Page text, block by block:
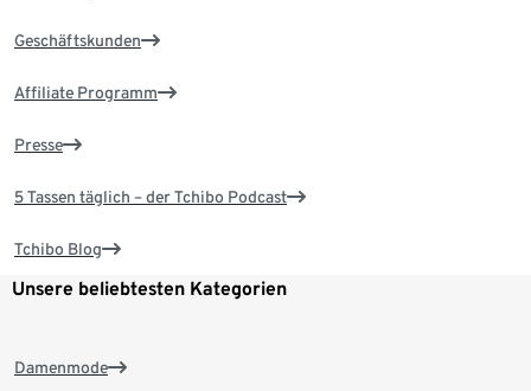
Geschäftskunden
Affiliate Programm
Presse
5 Tassen täglich – der Tchibo Podcast
Tchibo Blog
Unsere beliebtesten Kategorien
Damenmode